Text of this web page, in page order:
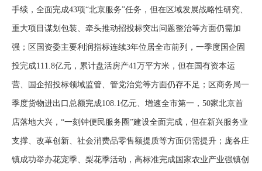
手续，全面完成43项“北京服务”任务，但在区域发展战略性研究、
重大项目谋划包装、牵头推动招投标突出问题整治等方面仍需加
强；区国资委主要利润指标连续3年位居全市前列，一季度国企固
投完成111.8亿元，累计盘活房产41万平方米，但在国有资本运
营、国企招投标领域监管、管党治党等方面仍存不足；区商务局一
季度货物进出口总额完成108.1亿元、增速全市第一，50家北京首
店落地大兴，“一刻钟便民服务圈”建设全面完成，但在新兴服务业
支撑、改革创新、社会消费品零售额提质等方面仍需提升；庞各庄
镇成功举办花宠季、梨花季活动，高标准完成国家农业产业强镇创